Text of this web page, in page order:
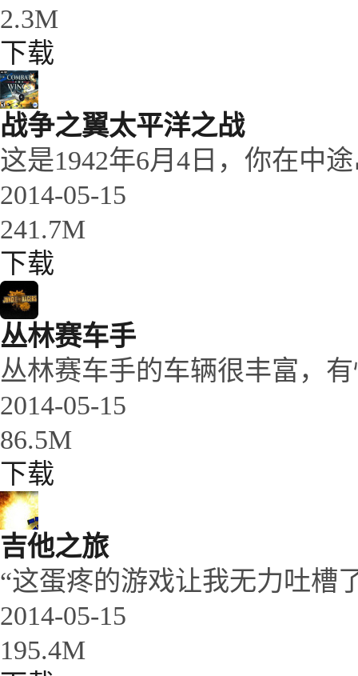
2.3M
下载
战争之翼太平洋之战
这是1942年6月4日，你在中
2014-05-15
241.7M
下载
丛林赛车手
丛林赛车手的车辆很丰富，
2014-05-15
86.5M
下载
吉他之旅
“这蛋疼的游戏让我无力吐槽
2014-05-15
195.4M